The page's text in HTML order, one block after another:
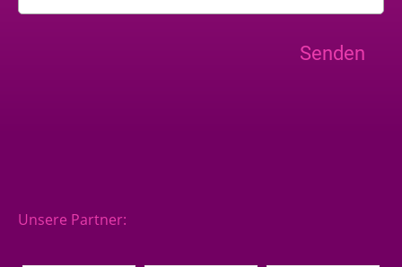
Unsere Partner: